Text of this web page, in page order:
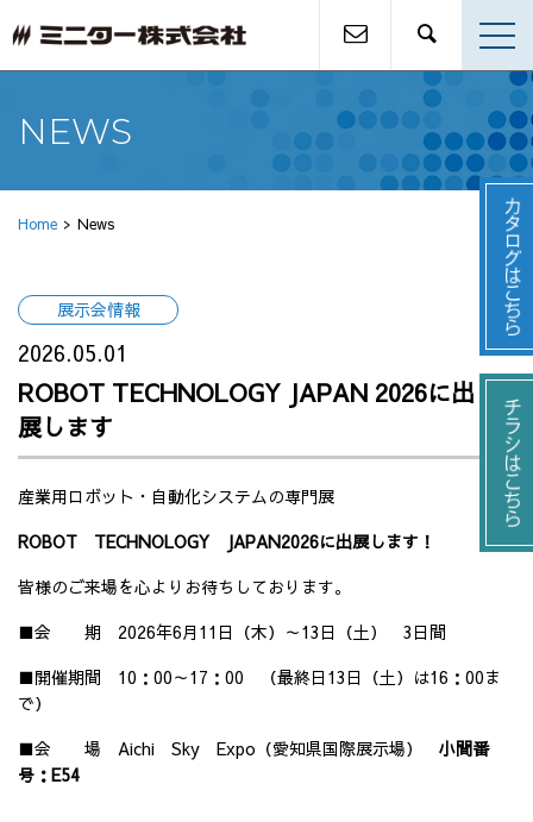
NEWS
Home News
展示会情報
ROBOT TECHNOLOGY JAPAN 2026に出
展します
2026.05.01
産業用ロボット・自動化システムの専門展
ROBOT TECHNOLOGY JAPAN2026に出展します！
皆様のご来場を心よりお待ちしております。
■会 期 2026年6月11日（木）～13日（土） 3日間
■開催期間 10：00～17：00 （最終日13日（土）は16：00ま
で）
■会 場 Aichi Sky Expo（愛知県国際展示場） 小間番
号：E54